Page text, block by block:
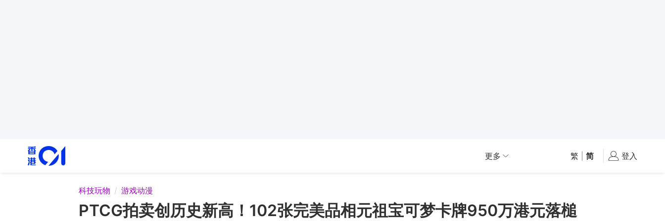
更多 繁 简 登入
科技玩物 游戏动漫
PTCG拍卖创历史新高！102张完美品相元祖宝可梦卡牌950万港元落槌